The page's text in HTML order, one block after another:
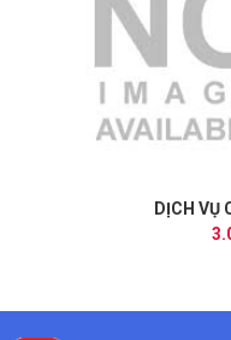
DỊCH VỤ